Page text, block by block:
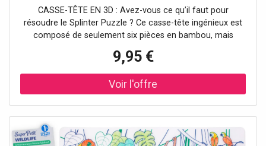
CASSE-TÊTE EN 3D : Avez-vous ce qu’il faut pour
résoudre le Splinter Puzzle ? Ce casse-tête ingénieux est
composé de seulement six pièces en bambou, mais
former une étoile polyédrique ? FAITES TRAVAILLER VOS
MÉNINGES : Améliorez vos capacités cognitives avec nos
puzzles en bambou. Ces jeux de réflexion stimulent la
résolution de problèmes et vous poussent à penser de
supplémentaire pour un défi encore plus corsé.
MATÉRIAUX DURABLES : Tous nos casse-têtes sont
9,95 €